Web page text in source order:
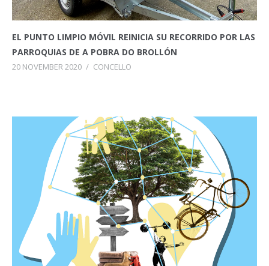
EL PUNTO LIMPIO MÓVIL REINICIA SU RECORRIDO POR LAS
PARROQUIAS DE A POBRA DO BROLLÓN
20 NOVEMBER 2020 / CONCELLO